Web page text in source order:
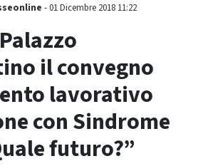
-01 Dicembre 2018 11:22
il convegno
lavorativo
con Sindrome
futuro?”